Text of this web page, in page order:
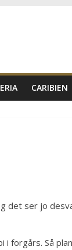
CARIBIEN
det ser jo
i forgårs. Så